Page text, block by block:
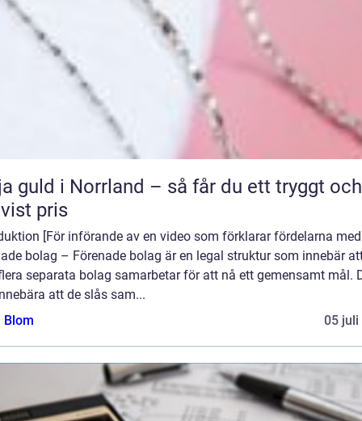
guld i Norrland – så får du ett tryggt och
pris
[För införande av en video som förklarar fördelarna med
bolag – Förenade bolag är en legal struktur som innebär
separata bolag samarbetar för att nå ett gemensamt mål.
att de slås sam...
Blom
05 juli